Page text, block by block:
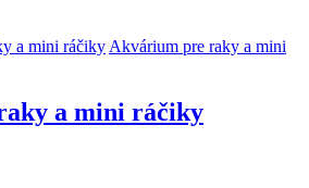
a mini ráčiky Akvárium pre raky a mini
a mini ráčiky